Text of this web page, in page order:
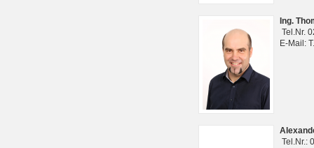
Ing.
Tel.Nr.
E-Mail:
Tel.Nr.: